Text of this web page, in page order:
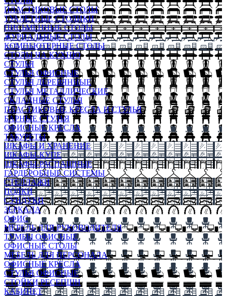
ПЛАСТИКОВЫЕ СТОЛЫ
ТУАЛЕТНЫЕ СТОЛИКИ
ПИСЬМЕННЫЕ СТОЛЫ
ЖУРНАЛЬНЫЕ СТОЛЫ
КОМПЬЮТЕРНЫЕ СТОЛЫ
СТОЛЫ НА КУХНЮ
СТУЛЬЯ
СТУЛЬЯ ОФИСНЫЕ
СТУЛЬЯ ДЕРЕВЯННЫЕ
СТУЛЬЯ МЕТАЛЛИЧЕСКИЕ
СКЛАДНЫЕ СТУЛЬЯ
ПЛАСТИКОВЫЕ КРЕСЛА И СТУЛЬЯ
БАРНЫЕ СТУЛЬЯ
ОФИСНЫЕ КРЕСЛА
ТАБУРЕТЫ
ШКАФЫ И ХРАНЕНИЕ
ШКАФЫ-КУПЕ
ШКАФЫ-РАСПАШНЫЕ
ГАРДЕРОБНЫЕ СИСТЕМЫ
СТЕЛЛАЖИ
ПОЛКИ
СУНДУКИ
ЗЕРКАЛА
ОФИС
МЕБЕЛЬ ДЛЯ РУКОВОДИТЕЛЯ
ТУМБЫ ОФИСНЫЕ
ОФИСНЫЕ СТОЛЫ
МЕБЕЛЬ ДЛЯ ПЕРСОНАЛА
ОФИСНЫЕ КРЕСЛА
СТУЛЬЯ ОФИСНЫЕ
СТОЙКИ РЕСЕПШН
КАБИНЕТ